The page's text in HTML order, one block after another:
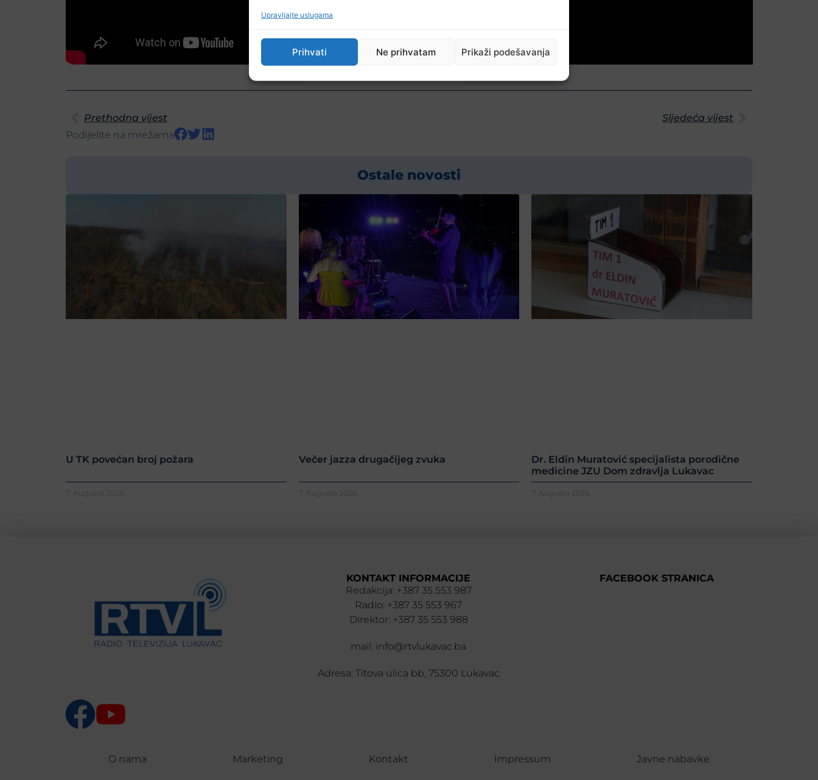
Upravljajte uslugama
Prihvati Ne prihvatam Prikaži podešavanja
Prethodna vijest
Sljedeća vijest
Podijelite na mrežama
Ostale novosti
U TK povećan broj požara
7. Augusta 2026.
Večer jazza drugačijeg zvuka
7. Augusta 2026.
Dr. Eldin Muratović specijalista porodične
medicine JZU Dom zdravlja Lukavac
7. Augusta 2026.
KONTAKT INFORMACIJE
Redakcija: +387 35 553 987
Radio: +387 35 553 967
Direktor: +387 35 553 988
mail: info@rtvlukavac.ba
Adresa: Titova ulica bb, 75300 Lukavac
FACEBOOK STRANICA
O nama Marketing Kontakt Impressum Javne nabavke